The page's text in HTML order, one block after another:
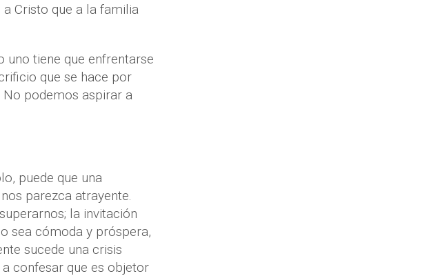
Cristo que a la familia
uno tiene que enfrentarse
que se hace por
No podemos aspirar a
puede que una
parezca atrayente.
la invitación
sea cómoda y próspera,
sucede una crisis
confesar que es objetor